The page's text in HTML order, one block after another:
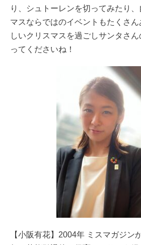
り、シュトーレンを切ってみたり
マスならではのイベントもたくさ
しいクリスマスを過ごしサンタさ
ってくださいね！
【小阪有花】2004年 ミスマガジン